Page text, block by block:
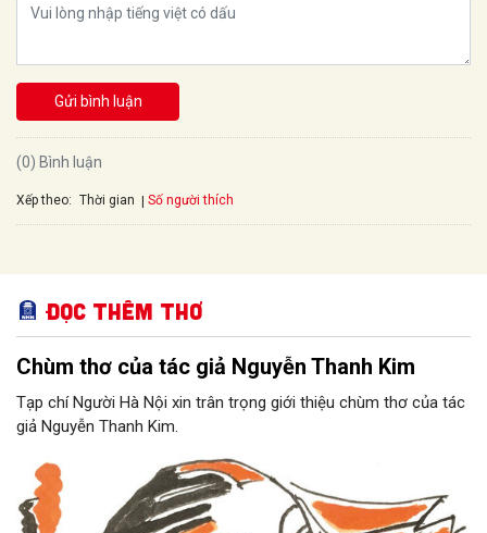
Gửi bình luận
(0) Bình luận
Xếp theo: Thời gian Số người thích
Đọc thêm Thơ
Chùm thơ của tác giả Nguyễn Thanh Kim
Tạp chí Người Hà Nội xin trân trọng giới thiệu chùm thơ của tác
giả Nguyễn Thanh Kim.